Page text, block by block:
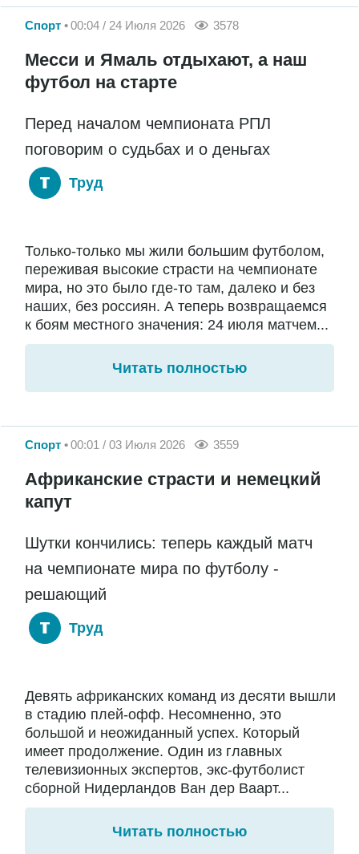
Спорт 00:04 / 24 Июля 2026 3578
Месси и Ямаль отдыхают, а наш
футбол на старте
Перед началом чемпионата РПЛ
поговорим о судьбах и о деньгах
Труд
Только-только мы жили большим футболом,
переживая высокие страсти на чемпионате
мира, но это было где-то там, далеко и без
наших, без россиян. А теперь возвращаемся
к боям местного значения: 24 июля матчем...
Читать полностью
Спорт 00:01 / 03 Июля 2026 3559
Африканские страсти и немецкий
капут
Шутки кончились: теперь каждый матч
на чемпионате мира по футболу -
решающий
Труд
Девять африканских команд из десяти вышли
в стадию плей-офф. Несомненно, это
большой и неожиданный успех. Который
имеет продолжение. Один из главных
телевизионных экспертов, экс-футболист
сборной Нидерландов Ван дер Ваарт...
Читать полностью